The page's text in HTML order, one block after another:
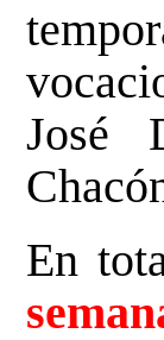
José
En